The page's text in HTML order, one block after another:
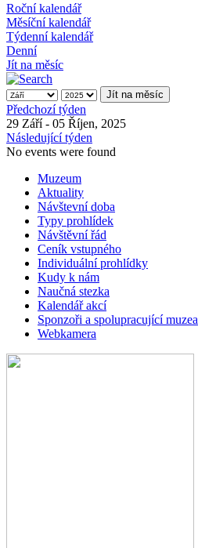
Roční kalendář
Měsíční kalendář
Týdenní kalendář
Denní
Jít na měsíc
Jít na měsíc
Předchozí týden
29 Září - 05 Říjen, 2025
Následující týden
No events were found
Muzeum
Aktuality
Návštevní doba
Typy prohlídek
Návštěvní řád
Ceník vstupného
Individuální prohlídky
Kudy k nám
Naučná stezka
Kalendář akcí
Sponzoři a spolupracující muzea
Webkamera